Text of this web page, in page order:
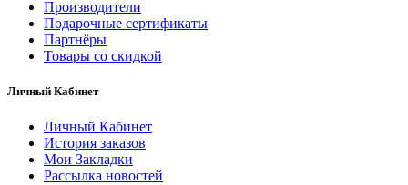
Производители
Подарочные сертификаты
Партнёры
Товары со скидкой
Личный Кабинет
Личный Кабинет
История заказов
Мои Закладки
Рассылка новостей